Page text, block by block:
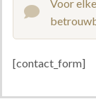
Voor
[contact_form]